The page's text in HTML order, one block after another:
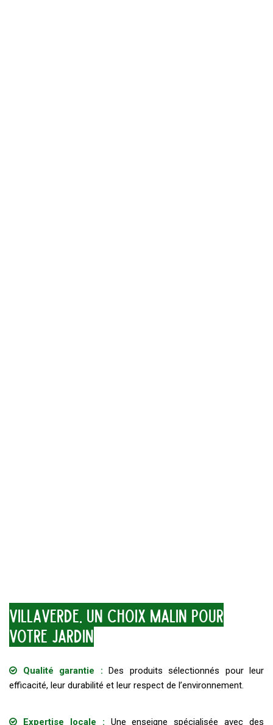
VillaVerde, un choix malin pour
votre jardin
Qualité garantie : Des produits sélectionnés pour leur
efficacité, leur durabilité et leur respect de l’environnement.
Expertise locale : Une enseigne spécialisée avec des